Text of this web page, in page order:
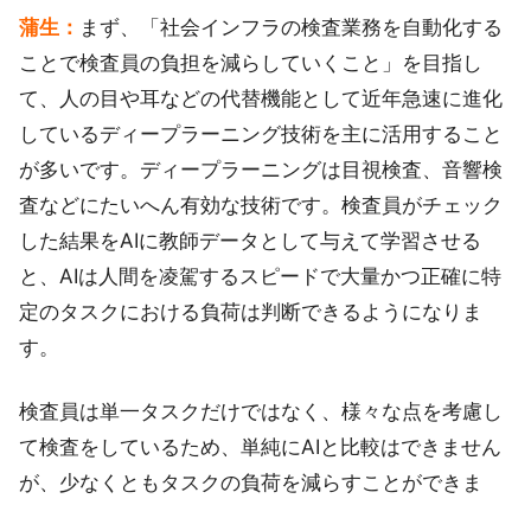
蒲生： まず、「社会インフラの検査業務を自動化する
ことで検査員の負担を減らしていくこと」を目指し
て、人の目や耳などの代替機能として近年急速に進化
しているディープラーニング技術を主に活用すること
が多いです。ディープラーニングは目視検査、音響検
査などにたいへん有効な技術です。検査員がチェック
した結果をAIに教師データとして与えて学習させる
と、AIは人間を凌駕するスピードで大量かつ正確に特
定のタスクにおける負荷は判断できるようになりま
す。
検査員は単一タスクだけではなく、様々な点を考慮し
て検査をしているため、単純にAIと比較はできません
が、少なくともタスクの負荷を減らすことができま